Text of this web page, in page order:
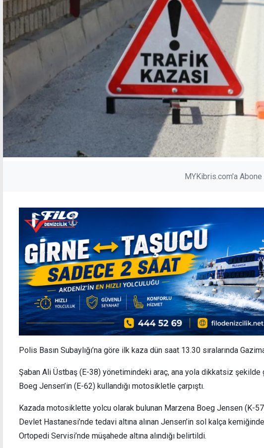
MYKibris.com'a Abone
Polis Basın Subaylığı’na göre ilk kaza dün saat 13.30 sıralarında
Şaban Ali Üstbaş (E-38) yönetimindeki araç, ana yola dikkatsiz şekilde
Boeg Jensen’in (E-62) kullandığı motosikletle çarpıştı.
Kazada motosiklette yolcu olarak bulunan Marzena Boeg Jensen (K-
Devlet Hastanesi’nde tedavi altına alınan Jensen’in sol kalça
Ortopedi Servisi’nde müşahede altına alındığı belirtildi.